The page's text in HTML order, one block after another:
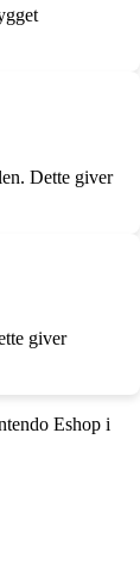
Dette giver
giver
Eshop i